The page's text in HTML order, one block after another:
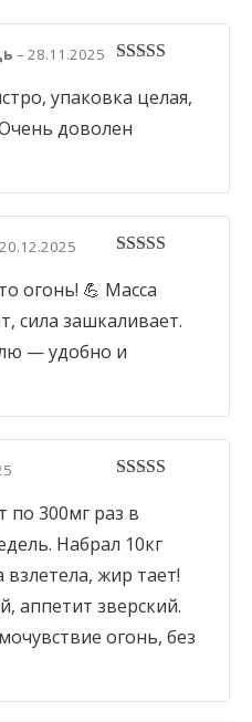
– 28.11.2025
упаковка целая,
доволен
20.12.2025
огонь! 💪 Масса
сила зашкаливает.
— удобно и
по 300мг раз в
Набрал 10кг
взлетела, жир тает!
аппетит зверский.
огонь, без